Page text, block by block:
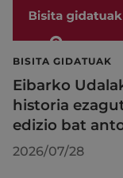
BISITA GIDATUAK
Eibarko
historia
edizio bat
2026/07/28